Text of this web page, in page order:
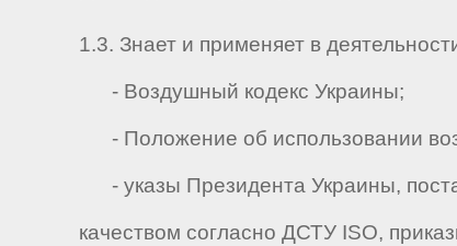
1.3. Знает и применяет в
- Воздушный кодекс Украины;
- Положение об использовании
- указы Президента Украины,
качеством согласно ДСТУ ISO,